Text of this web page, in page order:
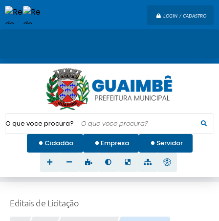
LOGIN / CADASTRO
O que voce procura?
Cidadão Empresa Servidor
Editais de Licitação